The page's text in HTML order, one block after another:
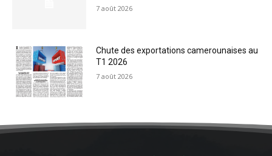
7 août 2026
Chute des exportations camerounaises au
T1 2026
7 août 2026